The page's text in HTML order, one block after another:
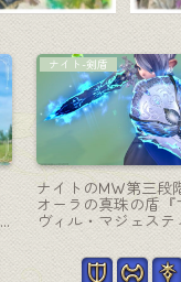
ミニオン
妖怪ウォッチのミニ
カッコいい猫の浮遊
ユニャン』